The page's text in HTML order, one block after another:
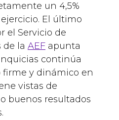
un 4,5%
El último
el Servicio de
de la AEF apunta
continúa
firme y dinámico en
vistas de
buenos resultados